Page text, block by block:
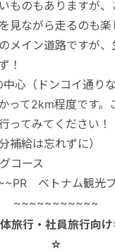
ものもありますが
見ながら走るのも
メイン道路ですが
！
中心（ドンコイ通り
って2km程度です。
ってみてください！
補給は忘れずに）
コース
ベトナム観光
~~~~~~~~~~~
旅行・社員旅行向
☆